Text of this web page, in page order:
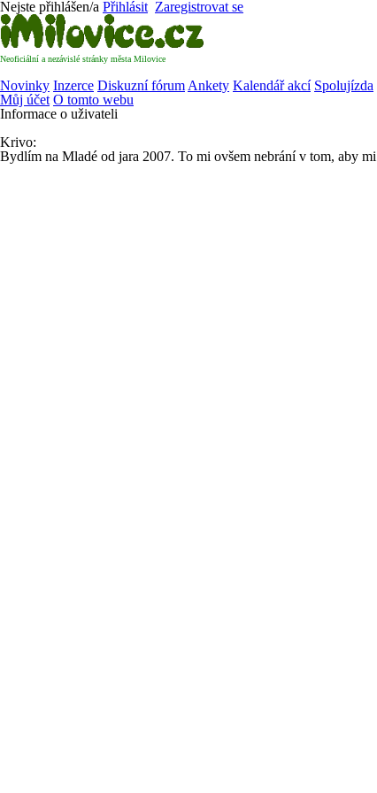
Nejste přihlášen/a Přihlásit Zaregistrovat se
Neoficiální a nezávislé stránky města Milovice
Novinky Inzerce Diskuzní fórum Ankety Kalendář akcí Spolujízda
Můj účet O tomto webu
Informace o uživateli
Krivo:
Bydlím na Mladé od jara 2007. To mi ovšem nebrání v tom, aby